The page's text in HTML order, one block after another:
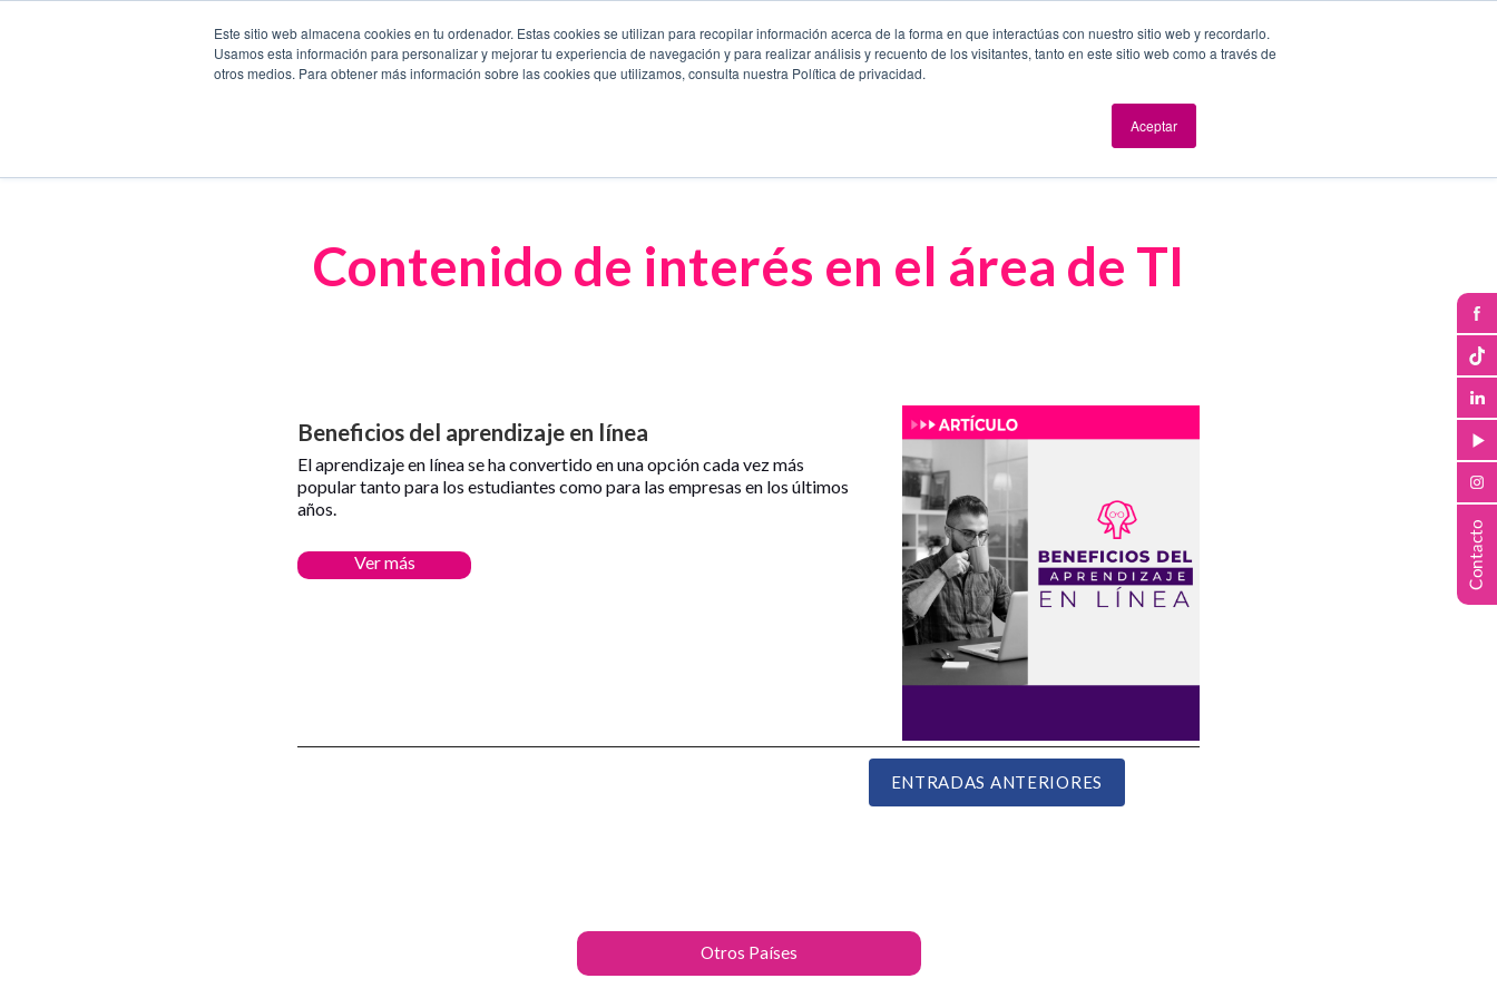
Este sitio web almacena cookies en tu ordenador. Estas cookies se utilizan para recopilar información acerca de la forma en que interactúas con nuestro sitio web y recordarlo.
Usamos esta información para personalizar y mejorar tu experiencia de navegación y para realizar análisis y recuento de los visitantes, tanto en este sitio web como a través de
otros medios. Para obtener más información sobre las cookies que utilizamos, consulta nuestra Política de privacidad.
Aceptar
Capacitación y Certificación Eficiencia Operativa Continuidad y Seguridad Evolución digital
Contenido de interés en el área de TI
Beneficios del aprendizaje en línea
El aprendizaje en línea se ha convertido en una opción cada vez más
popular tanto para los estudiantes como para las empresas en los últimos
años.
Ver más
ENTRADAS ANTERIORES
Otros Países